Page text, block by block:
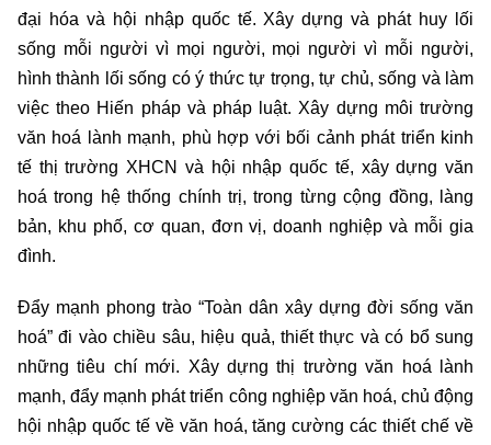
đại hóa và hội nhập quốc tế. Xây dựng và phát huy lối
sống mỗi người vì mọi người, mọi người vì mỗi người,
hình thành lối sống có ý thức tự trọng, tự chủ, sống và làm
việc theo Hiến pháp và pháp luật. Xây dựng môi trường
văn hoá lành mạnh, phù hợp với bối cảnh phát triển kinh
tế thị trường XHCN và hội nhập quốc tế, xây dựng văn
hoá trong hệ thống chính trị, trong từng cộng đồng, làng
bản, khu phố, cơ quan, đơn vị, doanh nghiệp và mỗi gia
đình.
Đẩy mạnh phong trào “Toàn dân xây dựng đời sống văn
hoá” đi vào chiều sâu, hiệu quả, thiết thực và có bổ sung
những tiêu chí mới. Xây dựng thị trường văn hoá lành
mạnh, đẩy mạnh phát triển công nghiệp văn hoá, chủ động
hội nhập quốc tế về văn hoá, tăng cường các thiết chế về